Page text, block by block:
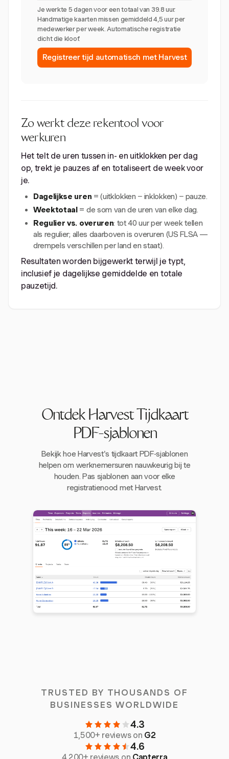
Je werkte 5 dagen voor een totaal van 39.8 uur.
Handmatige kaarten missen gemiddeld 4,5 uur per
medewerker per week. Automatische registratie
dicht die kloof.
Registreer tijd automatisch met Harvest
Zo werkt deze rekentool voor
werkuren
Het telt de uren tussen in- en uitklokken per dag
op, trekt je pauzes af en totaliseert de week voor
je.
Dagelijkse uren = (uitklokken − inklokken) − pauze.
Weektotaal= de som van de uren van elke dag.
Regulier vs. overuren: tot 40 uur per week tellen
als regulier; alles daarboven is overuren (US FLSA —
drempels verschillen per land en staat).
Resultaten worden bijgewerkt terwijl je typt,
inclusief je dagelijkse gemiddelde en totale
pauzetijd.
Ontdek Harvest Tijdkaart
PDF-sjablonen
Bekijk hoe Harvest's tijdkaart PDF-sjablonen
helpen om werknemersuren nauwkeurig bij te
houden. Pas sjablonen aan voor elke
registratienood met Harvest.
TRUSTED BY THOUSANDS OF
BUSINESSES WORLDWIDE
4.3
1,500+ reviews on G2
4.6